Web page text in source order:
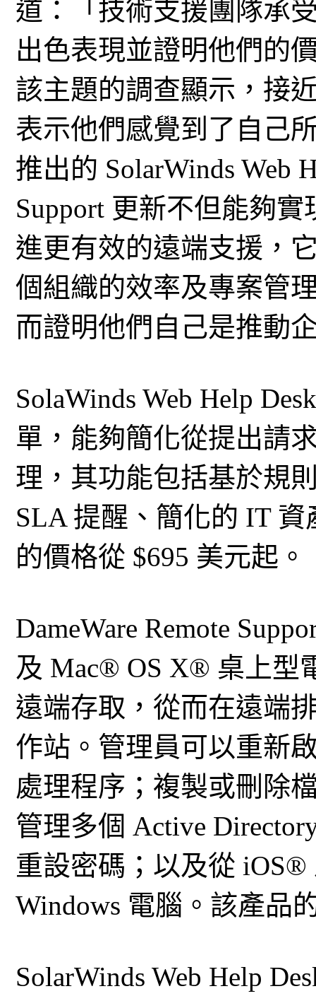
道：「技術支援團隊承
出色表現並證明他們的
該主題的調查顯示，接
表示他們感覺到了自己
推出的 SolarWinds Web
Support 更新不但能夠
進更有效的遠端支援，
個組織的效率及專案管
而證明他們自己是推動
SolaWinds Web Help
單，能夠簡化從提出請
理，其功能包括基於規
SLA 提醒、簡化的 IT
的價格從 $695 美元起。
DameWare Remote
及 Mac® OS X® 桌上型
遠端存取，從而在遠端
作站。管理員可以重新
處理程序；複製或刪除
管理多個 Active
重設密碼；以及從
Windows 電腦。該產品
SolarWinds Web Help